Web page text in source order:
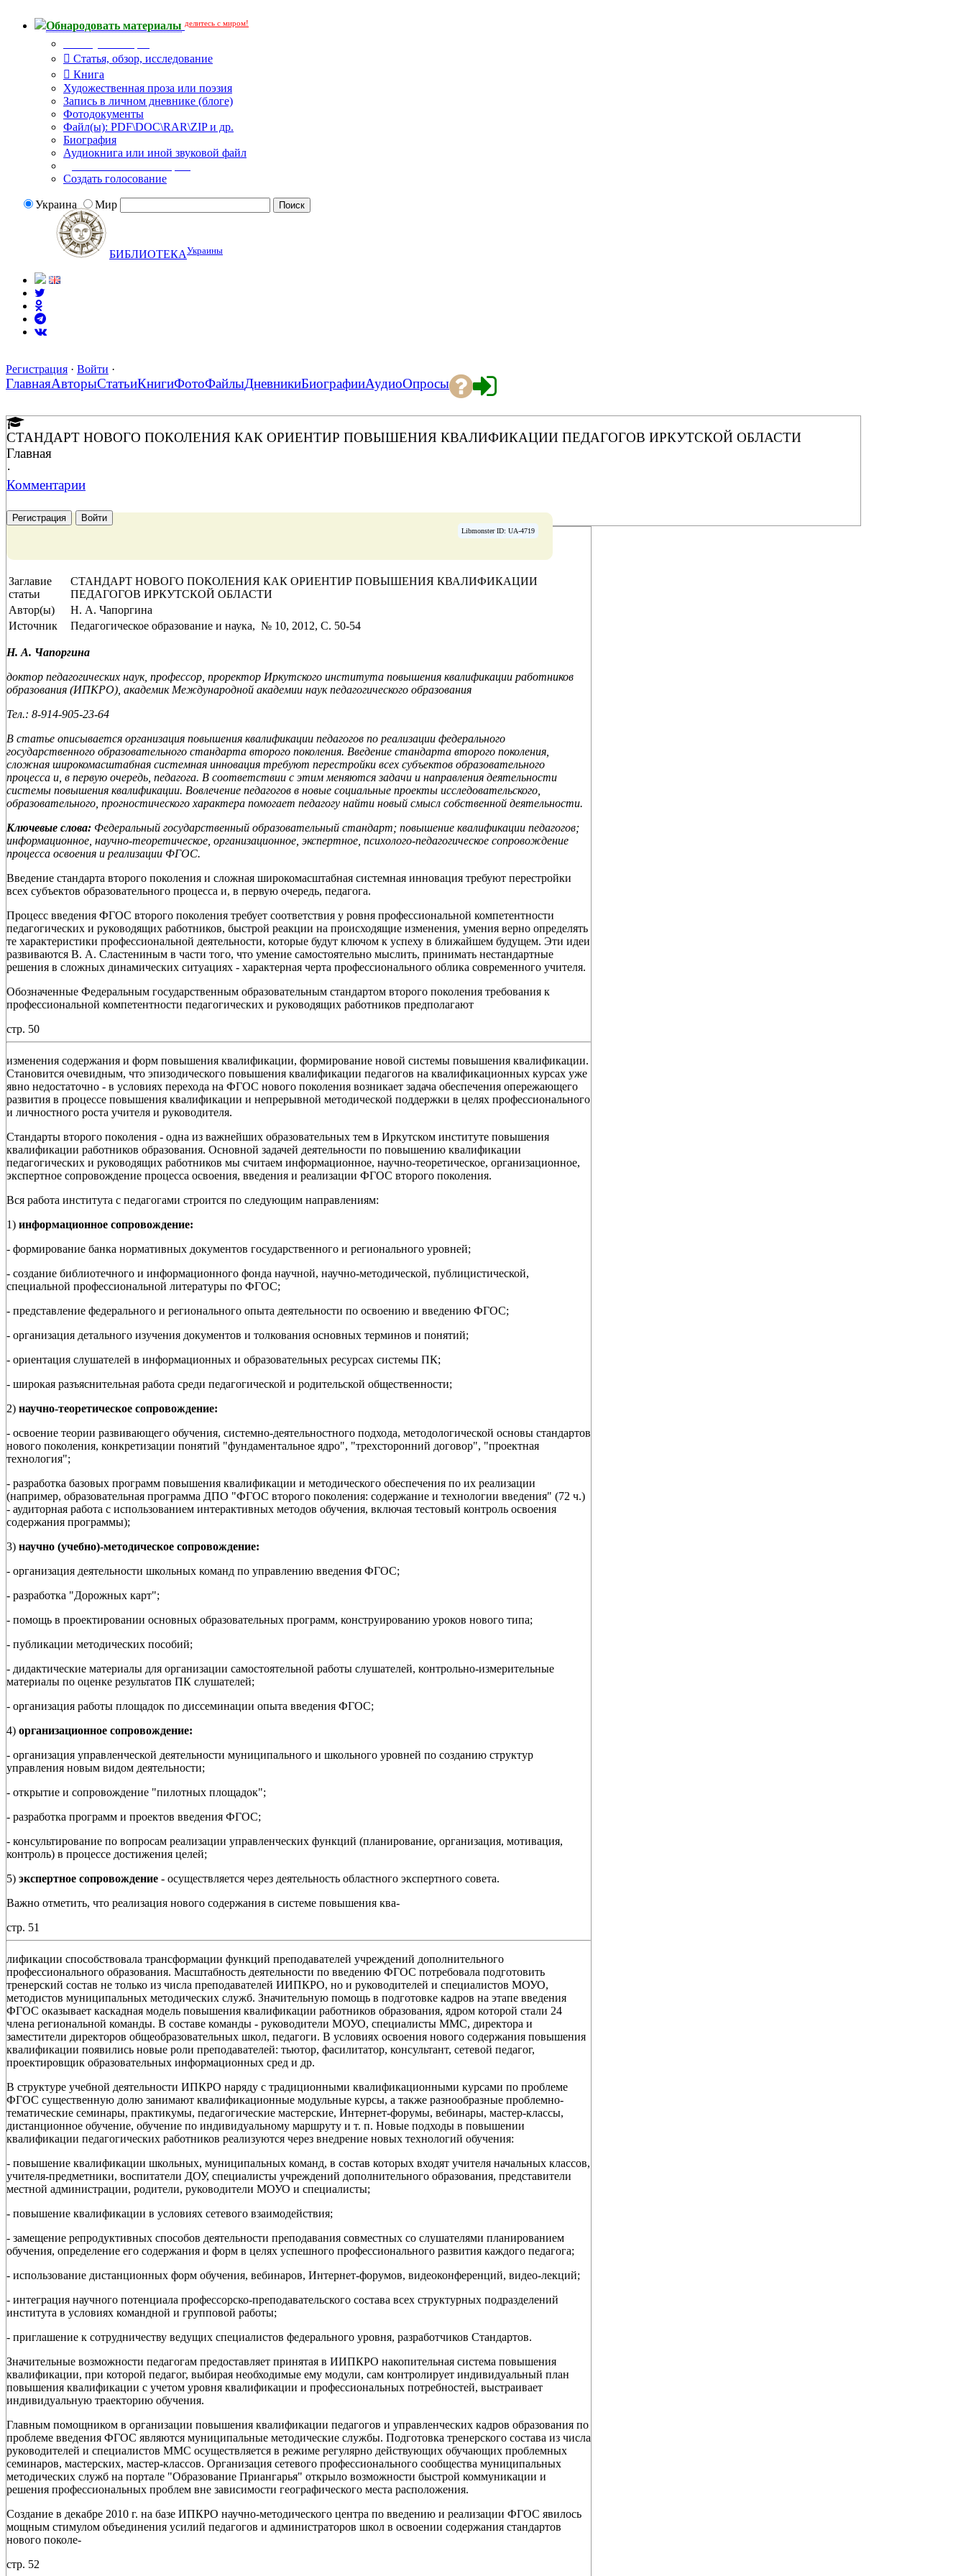
Обнародовать материалы делитесь с миром!
Статья, обзор, исследование
Книга
Художественная проза или поэзия
Запись в личном дневнике (блоге)
Фотодокументы
Файл(ы): PDF\DOC\RAR\ZIP и др.
Биография
Аудиокнига или иной звуковой файл
Создать голосование
Украина Мир
БИБЛИОТЕКАУкраины
Регистрация · Войти ·
ГлавнаяАвторыСтатьиКнигиФотоФайлыДневникиБиографииАудиоОпросы
СТАНДАРТ НОВОГО ПОКОЛЕНИЯ КАК ОРИЕНТИР ПОВЫШЕНИЯ КВАЛИФИКАЦИИ ПЕДАГОГОВ ИРКУТСКОЙ ОБЛАСТИ
Главная
·
Комментарии
Регистрация Войти
Libmonster ID: UA-4719
Заглавие
статьи
СТАНДАРТ НОВОГО ПОКОЛЕНИЯ КАК ОРИЕНТИР ПОВЫШЕНИЯ КВАЛИФИКАЦИИ
ПЕДАГОГОВ ИРКУТСКОЙ ОБЛАСТИ
Автор(ы)
Н. А. Чапоргина
Источник
Педагогическое образование и наука, № 10, 2012, C. 50-54
Н. А. Чапоргина
доктор педагогических наук, профессор, проректор Иркутского института повышения квалификации работников
образования (ИПКРО), академик Международной академии наук педагогического образования
Тел.: 8-914-905-23-64
В статье описывается организация повышения квалификации педагогов по реализации федерального
государственного образовательного стандарта второго поколения. Введение стандарта второго поколения,
сложная широкомасштабная системная инновация требуют перестройки всех субъектов образовательного
процесса и, в первую очередь, педагога. В соответствии с этим меняются задачи и направления деятельности
системы повышения квалификации. Вовлечение педагогов в новые социальные проекты исследовательского,
образовательного, прогностического характера помогает педагогу найти новый смысл собственной деятельности.
Ключевые слова: Федеральный государственный образовательный стандарт; повышение квалификации педагогов;
информационное, научно-теоретическое, организационное, экспертное, психолого-педагогическое сопровождение
процесса освоения и реализации ФГОС.
Введение стандарта второго поколения и сложная широкомасштабная системная инновация требуют перестройки
всех субъектов образовательного процесса и, в первую очередь, педагога.
Процесс введения ФГОС второго поколения требует соответствия у ровня профессиональной компетентности
педагогических и руководящих работников, быстрой реакции на происходящие изменения, умения верно определять
те характеристики профессиональной деятельности, которые будут ключом к успеху в ближайшем будущем. Эти идеи
развиваются В. А. Сластениным в части того, что умение самостоятельно мыслить, принимать нестандартные
решения в сложных динамических ситуациях - характерная черта профессионального облика современного учителя.
Обозначенные Федеральным государственным образовательным стандартом второго поколения требования к
профессиональной компетентности педагогических и руководящих работников предполагают
стр. 50
изменения содержания и форм повышения квалификации, формирование новой системы повышения квалификации.
Становится очевидным, что эпизодического повышения квалификации педагогов на квалификационных курсах уже
явно недостаточно - в условиях перехода на ФГОС нового поколения возникает задача обеспечения опережающего
развития в процессе повышения квалификации и непрерывной методической поддержки в целях профессионального
и личностного роста учителя и руководителя.
Стандарты второго поколения - одна из важнейших образовательных тем в Иркутском институте повышения
квалификации работников образования. Основной задачей деятельности по повышению квалификации
педагогических и руководящих работников мы считаем информационное, научно-теоретическое, организационное,
экспертное сопровождение процесса освоения, введения и реализации ФГОС второго поколения.
Вся работа института с педагогами строится по следующим направлениям:
1) информационное сопровождение:
- формирование банка нормативных документов государственного и регионального уровней;
- создание библиотечного и информационного фонда научной, научно-методической, публицистической,
специальной профессиональной литературы по ФГОС;
- представление федерального и регионального опыта деятельности по освоению и введению ФГОС;
- организация детального изучения документов и толкования основных терминов и понятий;
- ориентация слушателей в информационных и образовательных ресурсах системы ПК;
- широкая разъяснительная работа среди педагогической и родительской общественности;
2) научно-теоретическое сопровождение:
- освоение теории развивающего обучения, системно-деятельностного подхода, методологической основы стандартов
нового поколения, конкретизации понятий "фундаментальное ядро", "трехсторонний договор", "проектная
технология";
- разработка базовых программ повышения квалификации и методического обеспечения по их реализации
(например, образовательная программа ДПО "ФГОС второго поколения: содержание и технологии введения" (72 ч.)
- аудиторная работа с использованием интерактивных методов обучения, включая тестовый контроль освоения
содержания программы);
3) научно (учебно)-методическое сопровождение:
- организация деятельности школьных команд по управлению введения ФГОС;
- разработка "Дорожных карт";
- помощь в проектировании основных образовательных программ, конструированию уроков нового типа;
- публикации методических пособий;
- дидактические материалы для организации самостоятельной работы слушателей, контрольно-измерительные
материалы по оценке результатов ПК слушателей;
- организация работы площадок по диссеминации опыта введения ФГОС;
4) организационное сопровождение:
- организация управленческой деятельности муниципального и школьного уровней по созданию структур
управления новым видом деятельности;
- открытие и сопровождение "пилотных площадок";
- разработка программ и проектов введения ФГОС;
- консультирование по вопросам реализации управленческих функций (планирование, организация, мотивация,
контроль) в процессе достижения целей;
5) экспертное сопровождение - осуществляется через деятельность областного экспертного совета.
Важно отметить, что реализация нового содержания в системе повышения ква-
стр. 51
лификации способствовала трансформации функций преподавателей учреждений дополнительного
профессионального образования. Масштабность деятельности по введению ФГОС потребовала подготовить
тренерский состав не только из числа преподавателей ИИПКРО, но и руководителей и специалистов МОУО,
методистов муниципальных методических служб. Значительную помощь в подготовке кадров на этапе введения
ФГОС оказывает каскадная модель повышения квалификации работников образования, ядром которой стали 24
члена региональной команды. В составе команды - руководители МОУО, специалисты ММС, директора и
заместители директоров общеобразовательных школ, педагоги. В условиях освоения нового содержания повышения
квалификации появились новые роли преподавателей: тьютор, фасилитатор, консультант, сетевой педагог,
проектировщик образовательных информационных сред и др.
В структуре учебной деятельности ИПКРО наряду с традиционными квалификационными курсами по проблеме
ФГОС существенную долю занимают квалификационные модульные курсы, а также разнообразные проблемно-
тематические семинары, практикумы, педагогические мастерские, Интернет-форумы, вебинары, мастер-классы,
дистанционное обучение, обучение по индивидуальному маршруту и т. п. Новые подходы в повышении
квалификации педагогических работников реализуются через внедрение новых технологий обучения:
- повышение квалификации школьных, муниципальных команд, в состав которых входят учителя начальных классов,
учителя-предметники, воспитатели ДОУ, специалисты учреждений дополнительного образования, представители
местной администрации, родители, руководители МОУО и специалисты;
- повышение квалификации в условиях сетевого взаимодействия;
- замещение репродуктивных способов деятельности преподавания совместных со слушателями планированием
обучения, определение его содержания и форм в целях успешного профессионального развития каждого педагога;
- использование дистанционных форм обучения, вебинаров, Интернет-форумов, видеоконференций, видео-лекций;
- интеграция научного потенциала профессорско-преподавательского состава всех структурных подразделений
института в условиях командной и групповой работы;
- приглашение к сотрудничеству ведущих специалистов федерального уровня, разработчиков Стандартов.
Значительные возможности педагогам предоставляет принятая в ИИПКРО накопительная система повышения
квалификации, при которой педагог, выбирая необходимые ему модули, сам контролирует индивидуальный план
повышения квалификации с учетом уровня квалификации и профессиональных потребностей, выстраивает
индивидуальную траекторию обучения.
Главным помощником в организации повышения квалификации педагогов и управленческих кадров образования по
проблеме введения ФГОС являются муниципальные методические службы. Подготовка тренерского состава из числа
руководителей и специалистов ММС осуществляется в режиме регулярно действующих обучающих проблемных
семинаров, мастерских, мастер-классов. Организация сетевого профессионального сообщества муниципальных
методических служб на портале "Образование Приангарья" открыло возможности быстрой коммуникации и
решения профессиональных проблем вне зависимости географического места расположения.
Создание в декабре 2010 г. на базе ИПКРО научно-методического центра по введению и реализации ФГОС явилось
мощным стимулом объединения усилий педагогов и администраторов школ в освоении содержания стандартов
нового поколе-
стр. 52